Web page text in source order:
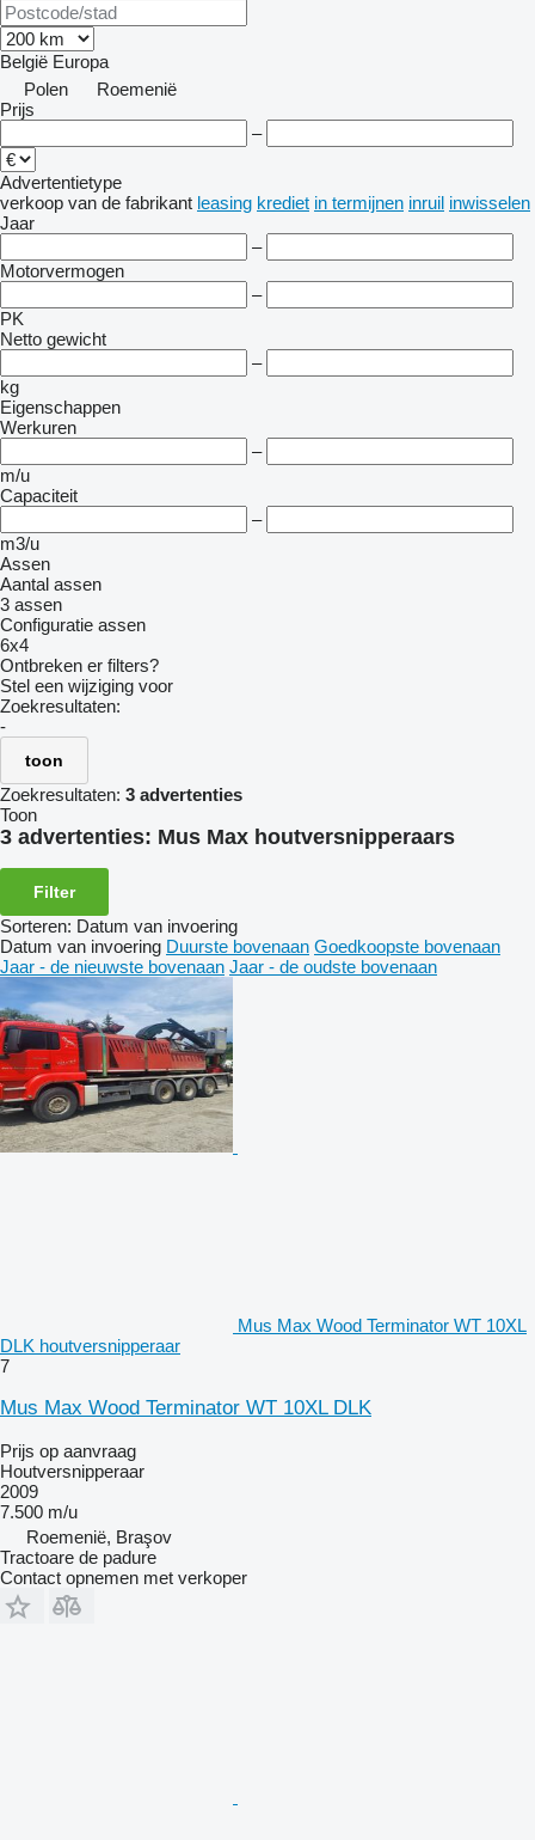
België Europa
Polen
Roemenië
Prijs
–
Advertentietype
verkoop van de fabrikant leasing krediet in termijnen inruil inwisselen
Jaar
–
Motorvermogen
–
PK
Netto gewicht
–
kg
Eigenschappen
Werkuren
–
m/u
Capaciteit
–
m3/u
Assen
Aantal assen
3 assen
Configuratie assen
6x4
Ontbreken er filters?
Stel een wijziging voor
Zoekresultaten:
-
toon
Zoekresultaten: 3 advertenties
Toon
3 advertenties: Mus Max houtversnipperaars
Filter
Sorteren: Datum van invoering
Datum van invoering Duurste bovenaan Goedkoopste bovenaan
Jaar - de nieuwste bovenaan Jaar - de oudste bovenaan
Mus Max Wood Terminator WT 10XL
DLK houtversnipperaar
7
Mus Max Wood Terminator WT 10XL DLK
Prijs op aanvraag
Houtversnipperaar
2009
7.500 m/u
Roemenië, Braşov
Tractoare de padure
Contact opnemen met verkoper